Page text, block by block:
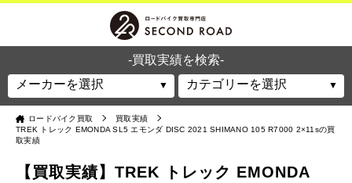
-買取実績を検索-
ロードバイク買取
買取実績
TREK トレック EMONDA SL5 エモンダ DISC 2021 SHIMANO 105 R7000 2×11sの買
取実績
【買取実績】TREK トレック EMONDA